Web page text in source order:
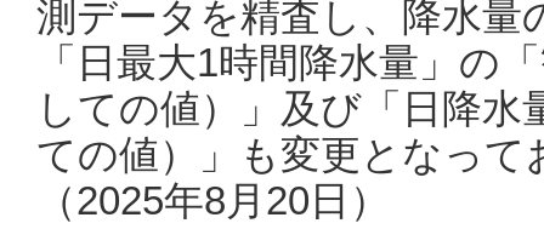
測データを精査し、降水
「日最大1時間降水量」の
しての値）」及び「日降
ての値）」も変更となっ
（2025年8月20日）